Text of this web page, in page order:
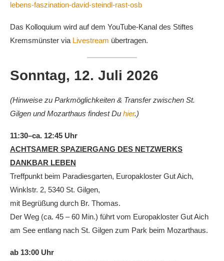
lebens-faszination-david-steindl-rast-osb
Das Kolloquium wird auf dem YouTube-Kanal des Stiftes
Kremsmünster via Livestream übertragen.
Sonntag, 12. Juli 2026
(Hinweise zu Parkmöglichkeiten & Transfer zwischen St.
Gilgen und Mozarthaus findest Du hier.)
11:30–ca. 12:45 Uhr
ACHTSAMER SPAZIERGANG DES NETZWERKS
DANKBAR LEBEN
Treffpunkt beim Paradiesgarten, Europakloster Gut Aich,
Winklstr. 2, 5340 St. Gilgen,
mit Begrüßung durch Br. Thomas.
Der Weg (ca. 45 – 60 Min.) führt vom Europakloster Gut Aich
am See entlang nach St. Gilgen zum Park beim Mozarthaus.
ab 13:00 Uhr